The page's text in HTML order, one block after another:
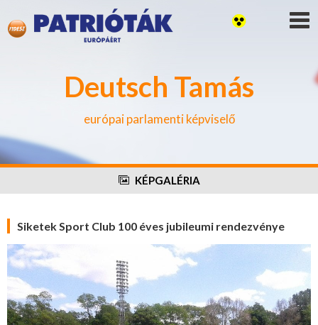
Deutsch Tamás
európai parlamenti képviselő
KÉPGALÉRIA
Siketek Sport Club 100 éves jubileumi rendezvénye